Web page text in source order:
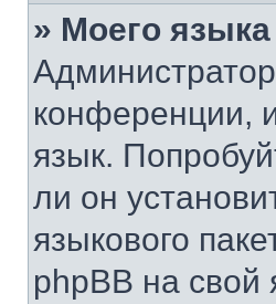
» Моего
конференции,
язык.
ли он
языкового
phpBB на